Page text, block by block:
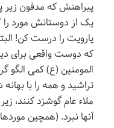
پیراهنش که مدفون زیر
یک از دوستانش مورد را
یارویت را درست کن!
که دوست واقعی برای
المومنین (ع) کمی الگو
تراشید و همه را با
ملاء عام گوشزد کنند،
آنها نبرد. (همچین